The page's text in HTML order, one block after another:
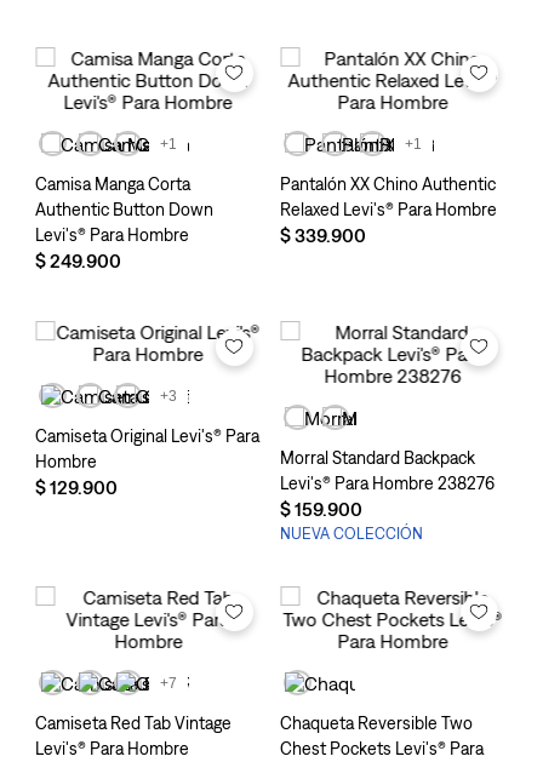
+1
Camisa Manga Corta
Authentic Button Down
Levi's® Para Hombre
$249.900
+1
Pantalón XX Chino Authentic
Relaxed Levi's® Para Hombre
$339.900
+3
Camiseta Original Levi's® Para
Hombre
$129.900
Morral Standard Backpack
Levi's® Para Hombre 238276
$159.900
NUEVA COLECCIÓN
+7
Camiseta Red Tab Vintage
Levi's® Para Hombre
Chaqueta Reversible Two
Chest Pockets Levi's® Para